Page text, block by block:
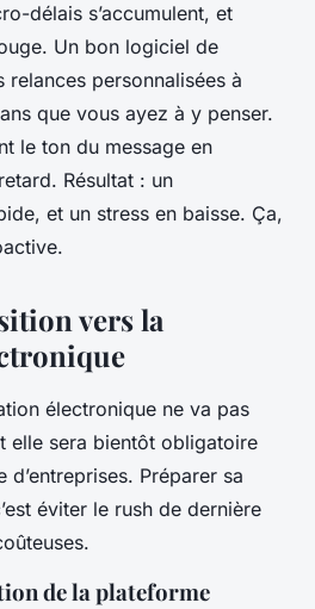
délais s’accumulent, et
Un bon logiciel de
personnalisées à
que vous ayez à y penser.
le ton du message en
Résultat : un
et un stress en baisse. Ça,
vers la
électronique ne va pas
elle sera bientôt obligatoire
Préparer sa
éviter le rush de dernière
de la plateforme